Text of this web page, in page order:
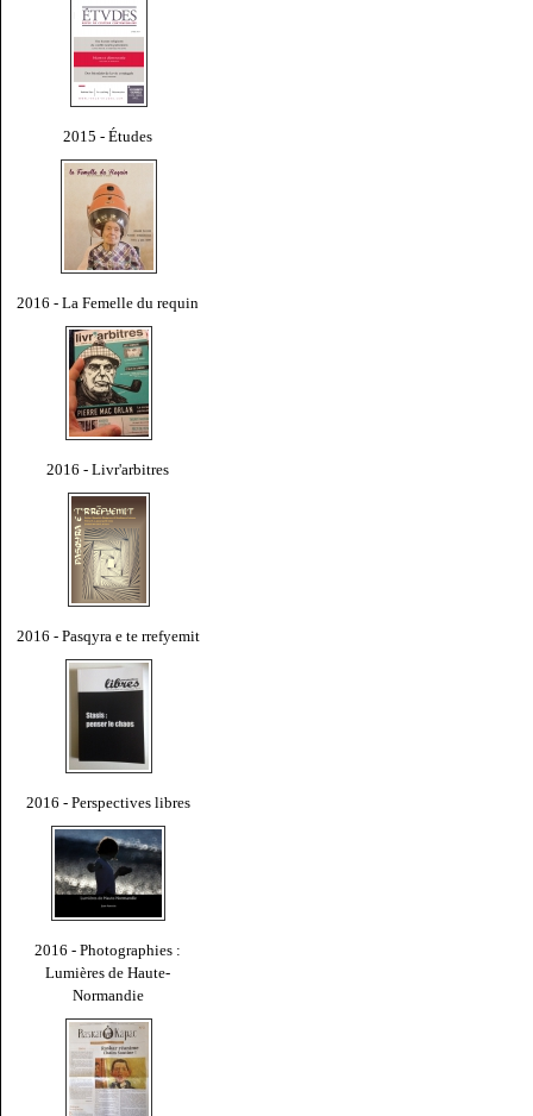
2015 - Études
2016 - La Femelle du requin
2016 - Livr'arbitres
2016 - Pasqyra e te rrefyemit
2016 - Perspectives libres
2016 - Photographies :
Lumières de Haute-
Normandie